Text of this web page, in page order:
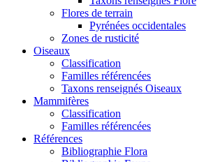
Flores de terrain
Pyrénées occidentales
Zones de rusticité
Oiseaux
Classification
Familles référencées
Taxons renseignés Oiseaux
Mammifères
Classification
Familles référencées
Références
Bibliographie Flora